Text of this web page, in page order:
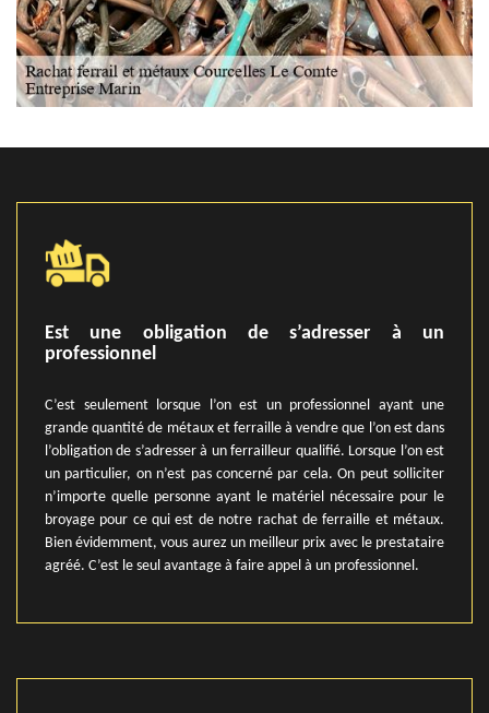
Est une obligation de s’adresser à un
professionnel
C’est seulement lorsque l’on est un professionnel ayant une
grande quantité de métaux et ferraille à vendre que l’on est dans
l’obligation de s’adresser à un ferrailleur qualifié. Lorsque l’on est
un particulier, on n’est pas concerné par cela. On peut solliciter
n’importe quelle personne ayant le matériel nécessaire pour le
broyage pour ce qui est de notre rachat de ferraille et métaux.
Bien évidemment, vous aurez un meilleur prix avec le prestataire
agréé. C’est le seul avantage à faire appel à un professionnel.